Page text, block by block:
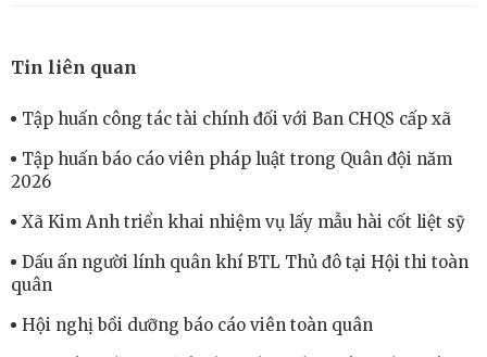
Tin liên quan
Tập huấn công tác tài chính đối với Ban CHQS cấp xã
Tập huấn báo cáo viên pháp luật trong Quân đội năm
2026
Xã Kim Anh triển khai nhiệm vụ lấy mẫu hài cốt liệt sỹ
Dấu ấn người lính quân khí BTL Thủ đô tại Hội thi toàn
quân
Hội nghị bồi dưỡng báo cáo viên toàn quân